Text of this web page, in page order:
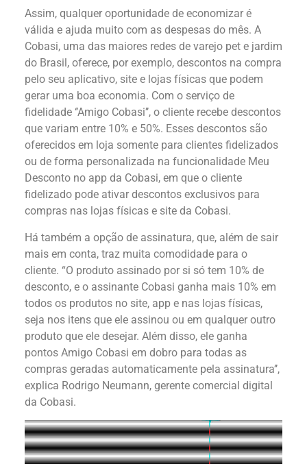
Assim, qualquer oportunidade de economizar é
válida e ajuda muito com as despesas do mês. A
Cobasi, uma das maiores redes de varejo pet e jardim
do Brasil, oferece, por exemplo, descontos na compra
pelo seu aplicativo, site e lojas físicas que podem
gerar uma boa economia. Com o serviço de
fidelidade ‘’Amigo Cobasi’’, o cliente recebe descontos
que variam entre 10% e 50%. Esses descontos são
oferecidos em loja somente para clientes fidelizados
ou de forma personalizada na funcionalidade Meu
Desconto no app da Cobasi, em que o cliente
fidelizado pode ativar descontos exclusivos para
compras nas lojas físicas e site da Cobasi.
Há também a opção de assinatura, que, além de sair
mais em conta, traz muita comodidade para o
cliente. “O produto assinado por si só tem 10% de
desconto, e o assinante Cobasi ganha mais 10% em
todos os produtos no site, app e nas lojas físicas,
seja nos itens que ele assinou ou em qualquer outro
produto que ele desejar. Além disso, ele ganha
pontos Amigo Cobasi em dobro para todas as
compras geradas automaticamente pela assinatura’’,
explica Rodrigo Neumann, gerente comercial digital
da Cobasi.